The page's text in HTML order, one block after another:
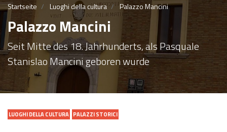
Startseite Luoghi della cultura Palazzo Mancini
Palazzo Mancini
Seit Mitte des 18. Jahrhunderts, als Pasquale
Stanislao Mancini geboren wurde
LUOGHI DELLA CULTURA PALAZZI STORICI